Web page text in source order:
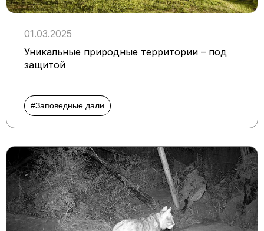
01.03.2025
Уникальные природные территории – под
защитой
#Заповедные дали